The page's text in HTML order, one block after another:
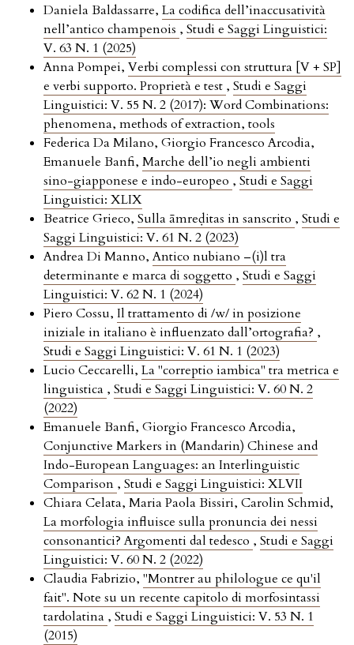
Daniela Baldassarre, La codifica dell’inaccusatività
nell’antico champenois , Studi e Saggi Linguistici:
V. 63 N. 1 (2025)
Anna Pompei, Verbi complessi con struttura [V + SP]
e verbi supporto. Proprietà e test , Studi e Saggi
Linguistici: V. 55 N. 2 (2017): Word Combinations:
phenomena, methods of extraction, tools
Federica Da Milano, Giorgio Francesco Arcodia,
Emanuele Banfi, Marche dell’io negli ambienti
sino-giapponese e indo-europeo , Studi e Saggi
Linguistici: XLIX
Beatrice Grieco, Sulla āmreḍitas in sanscrito , Studi e
Saggi Linguistici: V. 61 N. 2 (2023)
Andrea Di Manno,Antico nubiano –(i)l tra
determinante e marca di soggetto , Studi e Saggi
Linguistici: V. 62 N. 1 (2024)
Piero Cossu, Il trattamento di /w/ in posizione
iniziale in italiano è influenzato dall’ortografia? ,
Studi e Saggi Linguistici: V. 61 N. 1 (2023)
Lucio Ceccarelli, La "correptio iambica" tra metrica e
linguistica , Studi e Saggi Linguistici: V. 60 N. 2
(2022)
Emanuele Banfi, Giorgio Francesco Arcodia,
Conjunctive Markers in (Mandarin) Chinese and
Indo-European Languages: an Interlinguistic
Comparison , Studi e Saggi Linguistici: XLVII
Chiara Celata, Maria Paola Bissiri, Carolin Schmid,
La morfologia influisce sulla pronuncia dei nessi
consonantici? Argomenti dal tedesco , Studi e Saggi
Linguistici: V. 60 N. 2 (2022)
Claudia Fabrizio, "Montrer au philologue ce qu'il
fait". Note su un recente capitolo di morfosintassi
tardolatina , Studi e Saggi Linguistici: V. 53 N. 1
(2015)